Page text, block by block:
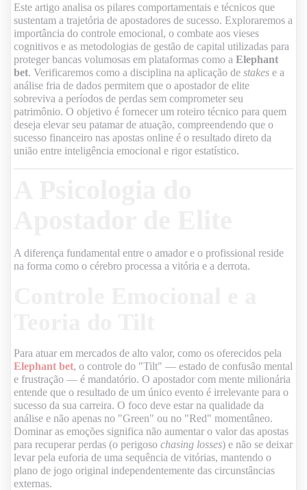
Este artigo analisa os pilares comportamentais e técnicos que
sustentam a trajetória de apostadores de sucesso. Exploraremos a
importância do controle emocional, o combate aos vieses
cognitivos e as metodologias de gestão de capital utilizadas para
proteger bancas volumosas em plataformas como a Elephant
bet. Verificaremos como a disciplina na aplicação de stakes e a
análise fria de dados permitem que o apostador de elite
sobreviva a períodos de perdas sem comprometer seu
patrimônio. O objetivo é fornecer um roteiro técnico para quem
deseja elevar seu patamar de atuação, compreendendo que o
sucesso financeiro nas apostas online é o resultado direto da
união entre inteligência emocional e rigor estatístico.
A diferença fundamental entre o amador e o profissional reside
na forma como o cérebro processa a vitória e a derrota.
Para atuar em mercados de alto valor, como os oferecidos pela
Elephant bet, o controle do "Tilt" — estado de confusão mental
e frustração — é mandatório. O apostador com mente milionária
entende que o resultado de um único evento é irrelevante para o
sucesso da sua carreira. O foco deve estar na qualidade da
análise e não apenas no "Green" ou no "Red" momentâneo.
Dominar as emoções significa não aumentar o valor das apostas
para recuperar perdas (o perigoso chasing losses) e não se deixar
levar pela euforia de uma sequência de vitórias, mantendo o
plano de jogo original independentemente das circunstâncias
externas.